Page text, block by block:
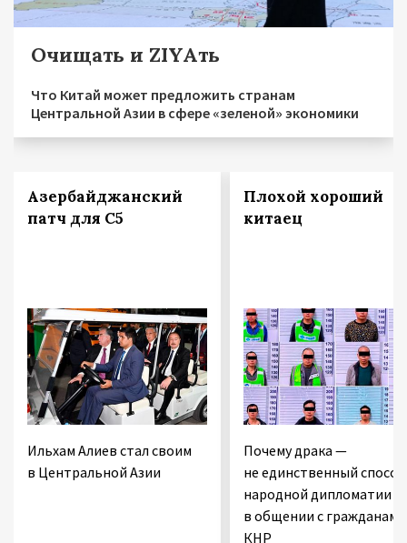
Очищать и ZIYAть
Что Китай может предложить странам
Центральной Азии в сфере «зеленой» экономики
Азербайджанский
патч для С5
Ильхам Алиев стал своим
в Центральной Азии
Плохой хороший
китаец
Почему драка —
не единственный способ
народной дипломатии
в общении с гражданами
КНР